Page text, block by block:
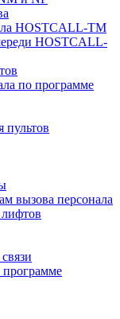
HOSTCALL-TM
HOSTCALL-
по программе
пультов
вызова персонала